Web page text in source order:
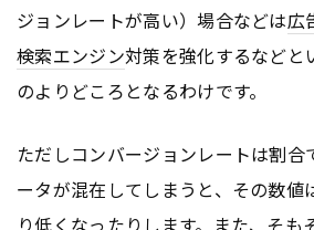
ジョンレートが高い）場合などは広
検索エンジン対策を強化するなどと
のよりどころとなるわけです。
ただしコンバージョンレートは割合
ータが混在してしまうと、その数値